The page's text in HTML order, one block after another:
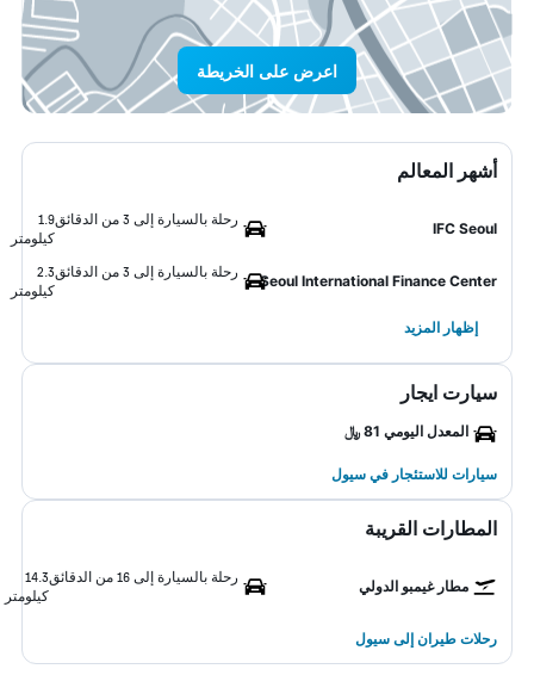
اعرض على الخريطة
أشهر المعالم
IFC Seoul
رحلة بالسيارة إلى 3 من الدقائق
1.9
كيلومتر
Seoul International Finance Center
رحلة بالسيارة إلى 3 من الدقائق
2.3
كيلومتر
إظهار المزيد
سيارت ايجار
المعدل اليومي 81 ﷼
سيارات للاستئجار في سيول
المطارات القريبة
مطار غيمبو الدولي
رحلة بالسيارة إلى 16 من الدقائق
14.3
كيلومتر
رحلات طيران إلى سيول